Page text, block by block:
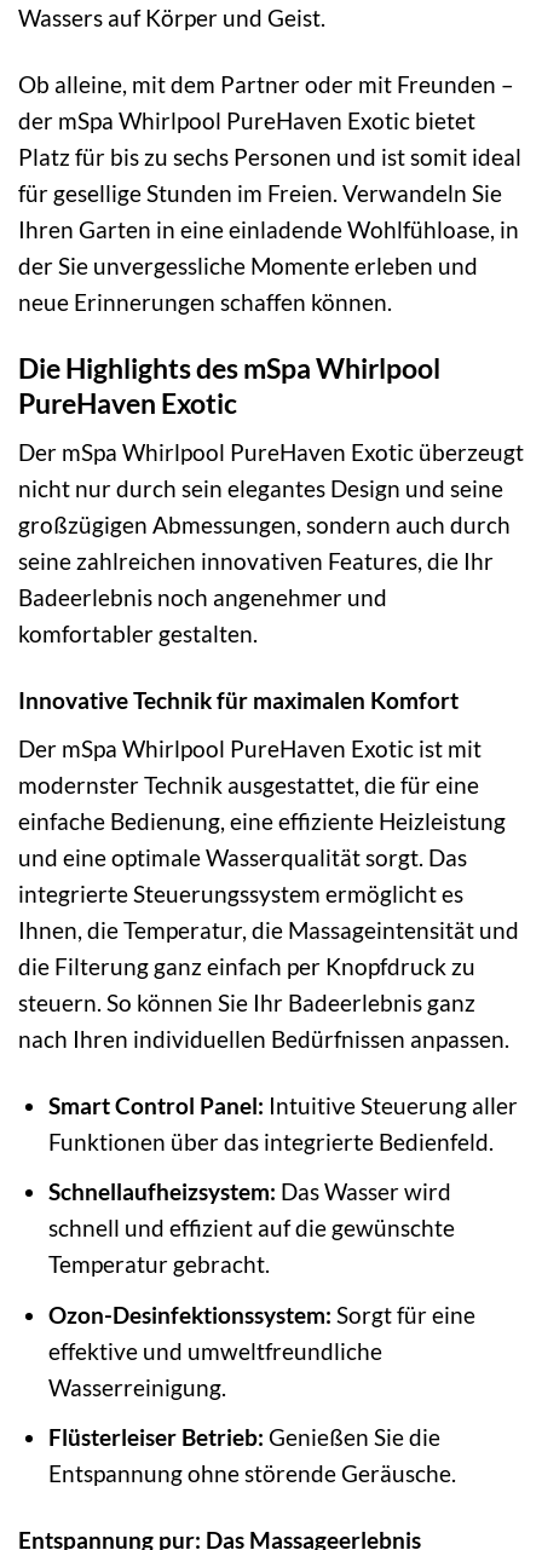
Wassers auf Körper und Geist.
Ob alleine, mit dem Partner oder mit Freunden –
der mSpa Whirlpool PureHaven Exotic bietet
Platz für bis zu sechs Personen und ist somit ideal
für gesellige Stunden im Freien. Verwandeln Sie
Ihren Garten in eine einladende Wohlfühloase, in
der Sie unvergessliche Momente erleben und
neue Erinnerungen schaffen können.
Die Highlights des mSpa Whirlpool
PureHaven Exotic
Der mSpa Whirlpool PureHaven Exotic überzeugt
nicht nur durch sein elegantes Design und seine
großzügigen Abmessungen, sondern auch durch
seine zahlreichen innovativen Features, die Ihr
Badeerlebnis noch angenehmer und
komfortabler gestalten.
Innovative Technik für maximalen Komfort
Der mSpa Whirlpool PureHaven Exotic ist mit
modernster Technik ausgestattet, die für eine
einfache Bedienung, eine effiziente Heizleistung
und eine optimale Wasserqualität sorgt. Das
integrierte Steuerungssystem ermöglicht es
Ihnen, die Temperatur, die Massageintensität und
die Filterung ganz einfach per Knopfdruck zu
steuern. So können Sie Ihr Badeerlebnis ganz
nach Ihren individuellen Bedürfnissen anpassen.
Smart Control Panel: Intuitive Steuerung aller
Funktionen über das integrierte Bedienfeld.
Schnellaufheizsystem: Das Wasser wird
schnell und effizient auf die gewünschte
Temperatur gebracht.
Ozon-Desinfektionssystem: Sorgt für eine
effektive und umweltfreundliche
Wasserreinigung.
Flüsterleiser Betrieb: Genießen Sie die
Entspannung ohne störende Geräusche.
Entspannung pur: Das Massageerlebnis